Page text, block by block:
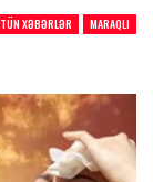
XƏBƏRLƏR MARAQLI